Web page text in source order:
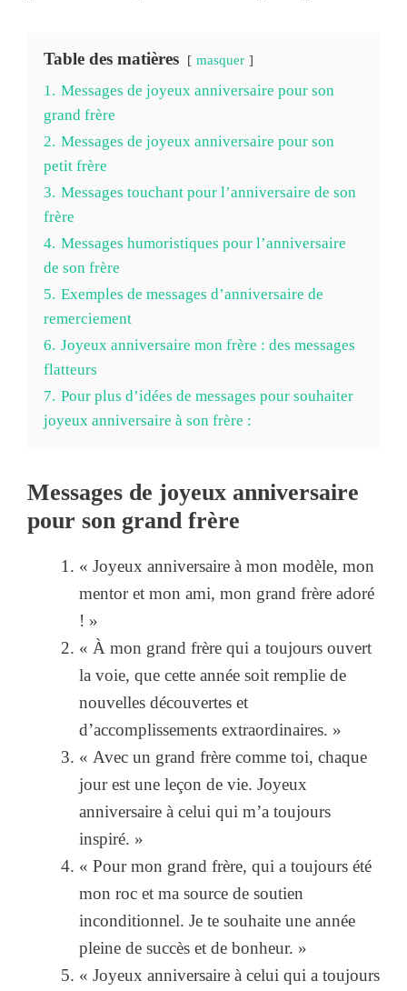
Table des matières masquer
1. Messages de joyeux anniversaire pour son
grand frère
2. Messages de joyeux anniversaire pour son
petit frère
3. Messages touchant pour l’anniversaire de son
frère
4. Messages humoristiques pour l’anniversaire
de son frère
5. Exemples de messages d’anniversaire de
remerciement
6. Joyeux anniversaire mon frère : des messages
flatteurs
7. Pour plus d’idées de messages pour souhaiter
joyeux anniversaire à son frère :
Messages de joyeux anniversaire
pour son grand frère
« Joyeux anniversaire à mon modèle, mon
mentor et mon ami, mon grand frère adoré
! »
« À mon grand frère qui a toujours ouvert
la voie, que cette année soit remplie de
nouvelles découvertes et
d’accomplissements extraordinaires. »
« Avec un grand frère comme toi, chaque
jour est une leçon de vie. Joyeux
anniversaire à celui qui m’a toujours
inspiré. »
« Pour mon grand frère, qui a toujours été
mon roc et ma source de soutien
inconditionnel. Je te souhaite une année
pleine de succès et de bonheur. »
« Joyeux anniversaire à celui qui a toujours